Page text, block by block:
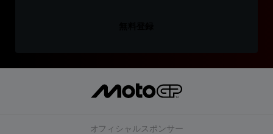
オフィシャルスポンサー